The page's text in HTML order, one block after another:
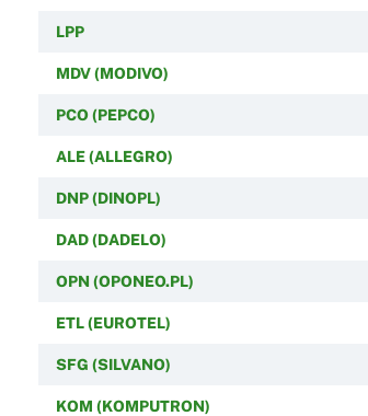
LPP
MDV (MODIVO)
PCO (PEPCO)
ALE (ALLEGRO)
DNP (DINOPL)
DAD (DADELO)
OPN (OPONEO.PL)
ETL (EUROTEL)
SFG (SILVANO)
KOM (KOMPUTRON)